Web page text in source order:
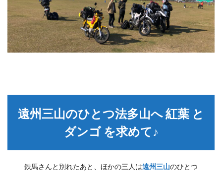
遠州三山のひとつ法多山へ 紅葉 と
ダンゴ を求めて♪
鉄馬さんと別れたあと、ほかの三人は遠州三山のひとつ